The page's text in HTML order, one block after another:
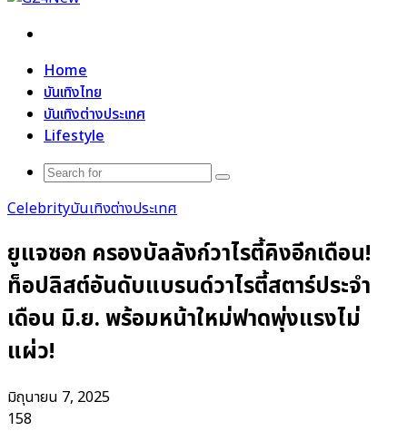
Home
บันเทิงไทย
บันเทิงต่างประเทศ
Lifestyle
Search
Celebrityบันเทิงต่างประเทศ
ยูแจซอก ครองบัลลังก์วาไรตี้คิงอีกเดือน!
ท็อปลิสต์อันดับแบรนด์วาไรตี้สตาร์ประจำ
เดือน มิ.ย. พร้อมหน้าใหม่ฟาดพุ่งแรงไม่
แผ่ว!
มิถุนายน 7, 2025
158